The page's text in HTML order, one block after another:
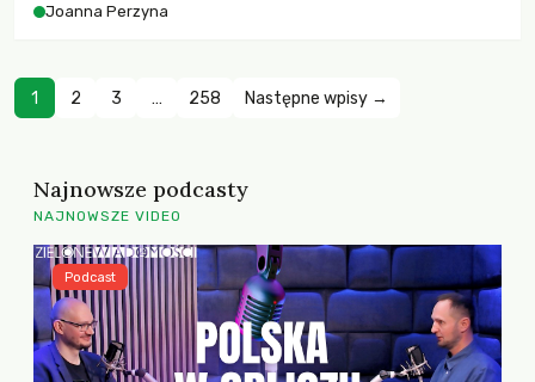
zachodzących zmian klimatycznych. Wymagać to będzie
Joanna Perzyna
1 2 3 … 258 Następne wpisy →
Najnowsze podcasty
NAJNOWSZE VIDEO
Podcast